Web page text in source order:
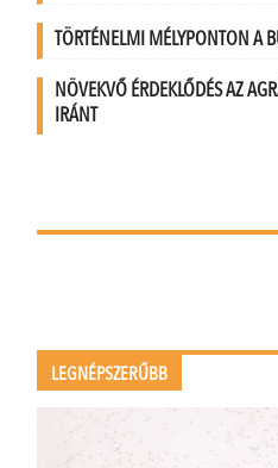
TÖRTÉNELMI MÉLYPONTON A
NÖVEKVŐ ÉRDEKLŐDÉS AZ
IRÁNT
LEGNÉPSZERŰBB